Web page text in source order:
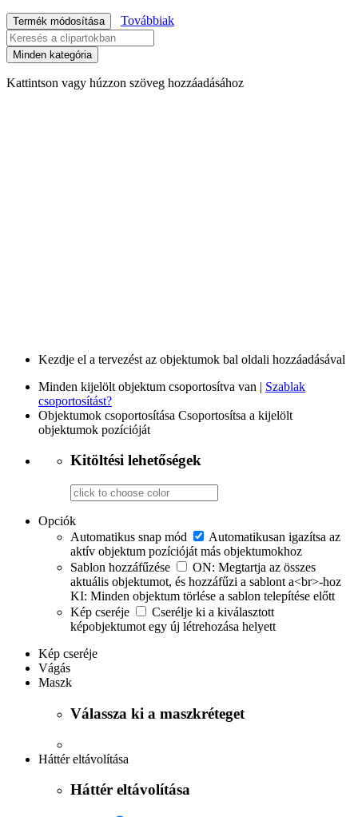
Termék módosítása Továbbiak
Minden kategória
Kattintson vagy húzzon szöveg hozzáadásához
Kezdje el a tervezést az objektumok bal oldali hozzáadásával
Minden kijelölt objektum csoportosítva van | Szablak
csoportosítást?
Objektumok csoportosítása Csoportosítsa a kijelölt
objektumok pozícióját
Kitöltési lehetőségek
Opciók
Automatikus snap mód
Automatikusan igazítsa az
aktív objektum pozícióját más objektumokhoz
Sablon hozzáfűzése
ON: Megtartja az összes
aktuális objektumot, és hozzáfűzi a sablont a<br>-hoz
KI: Minden objektum törlése a sablon telepítése előtt
Kép cseréje
Cserélje ki a kiválasztott
képobjektumot egy új létrehozása helyett
Kép cseréje
Vágás
Maszk
Válassza ki a maszkréteget
Háttér eltávolítása
Háttér eltávolítása